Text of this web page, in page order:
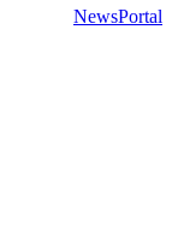
NewsPortal